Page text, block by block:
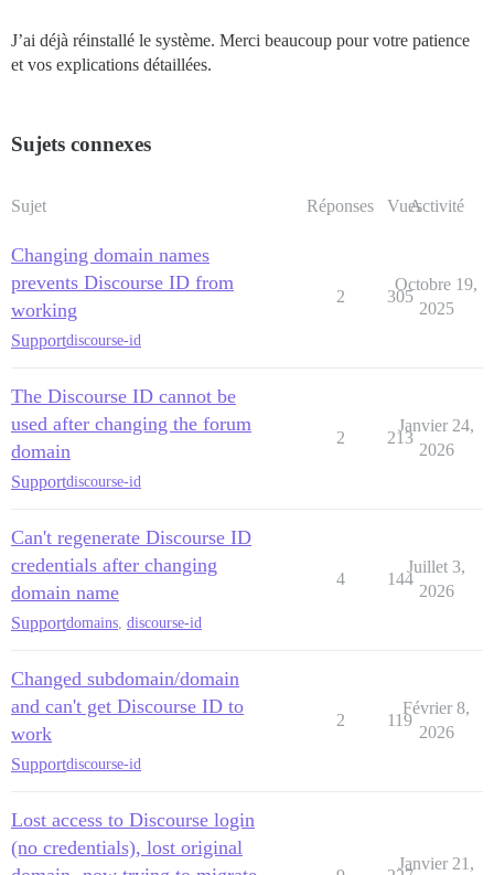
J’ai déjà réinstallé le système. Merci beaucoup pour votre patience
et vos explications détaillées.
Sujets connexes
Sujet Réponses VuesActivité
Changing domain names
prevents Discourse ID from
working
Supportdiscourse-id
2 305
Octobre 19,
2025
The Discourse ID cannot be
used after changing the forum
domain
Supportdiscourse-id
2 213
Janvier 24,
2026
Can't regenerate Discourse ID
credentials after changing
domain name
Supportdomains, discourse-id
4 144
Juillet 3,
2026
Changed subdomain/domain
and can't get Discourse ID to
work
Supportdiscourse-id
2 119
Février 8,
2026
Lost access to Discourse login
(no credentials), lost original
Janvier 21,